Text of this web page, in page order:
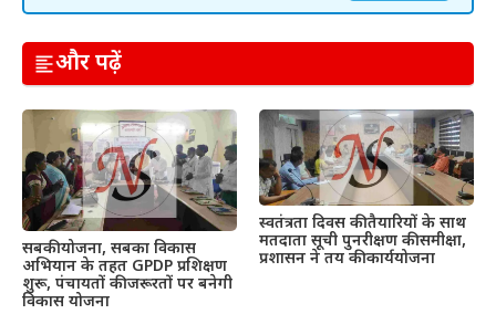
और पढ़ें
सबकी योजना, सबका विकास
अभियान के तहत GPDP प्रशिक्षण
शुरू, पंचायतों की जरूरतों पर बनेगी
विकास योजना
स्वतंत्रता दिवस की तैयारियों के साथ
मतदाता सूची पुनरीक्षण की समीक्षा,
प्रशासन ने तय की कार्ययोजना